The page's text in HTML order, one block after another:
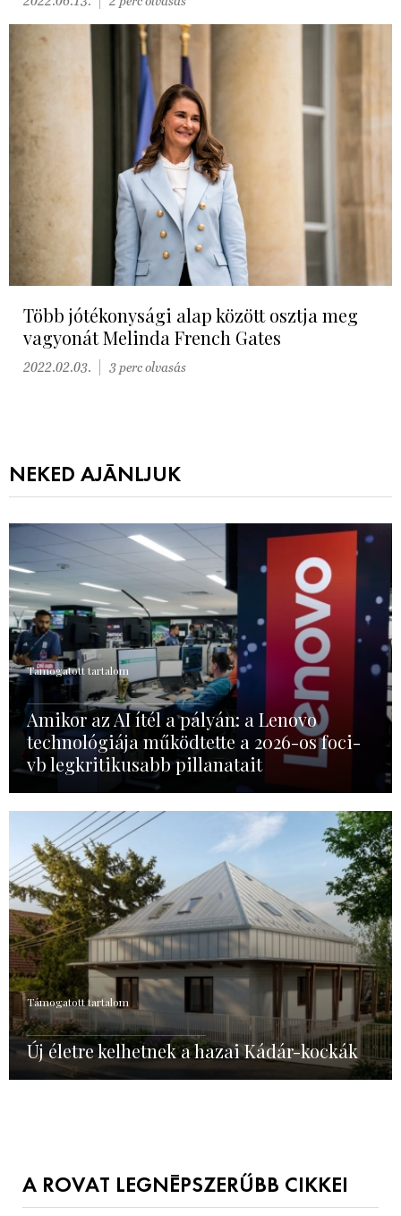
Több jótékonysági alap között osztja meg
vagyonát Melinda French Gates
2022.02.03. 3 perc olvasás
NEKED AJÁNLJUK
Támogatott tartalom
Amikor az AI ítél a pályán: a Lenovo
technológiája működtette a 2026-os foci-
vb legkritikusabb pillanatait
Támogatott tartalom
Új életre kelhetnek a hazai Kádár-kockák
A ROVAT LEGNÉPSZERŰBB CIKKEI